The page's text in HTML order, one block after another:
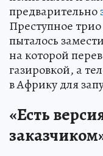
предварительно
Преступное
пыталось
на которой
газировкой, а
в Африку для
«Есть